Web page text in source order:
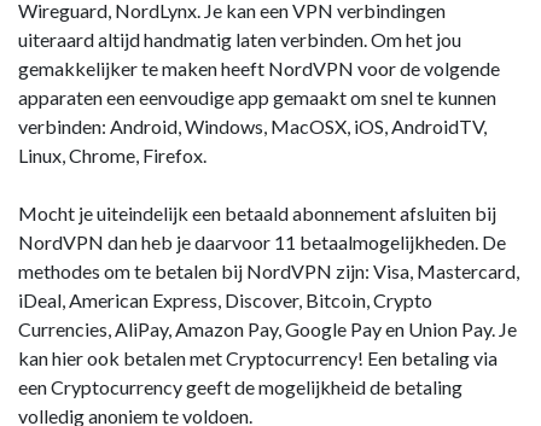
Wireguard, NordLynx. Je kan een VPN verbindingen
uiteraard altijd handmatig laten verbinden. Om het jou
gemakkelijker te maken heeft NordVPN voor de volgende
apparaten een eenvoudige app gemaakt om snel te kunnen
verbinden: Android, Windows, MacOSX, iOS, AndroidTV,
Linux, Chrome, Firefox.
Mocht je uiteindelijk een betaald abonnement afsluiten bij
NordVPN dan heb je daarvoor 11 betaalmogelijkheden. De
methodes om te betalen bij NordVPN zijn: Visa, Mastercard,
iDeal, American Express, Discover, Bitcoin, Crypto
Currencies, AliPay, Amazon Pay, Google Pay en Union Pay. Je
kan hier ook betalen met Cryptocurrency! Een betaling via
een Cryptocurrency geeft de mogelijkheid de betaling
volledig anoniem te voldoen.